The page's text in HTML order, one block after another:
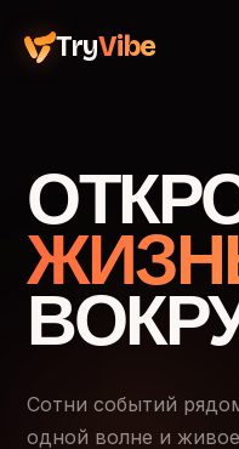
TryVibe
Сотни событий
одной волне и